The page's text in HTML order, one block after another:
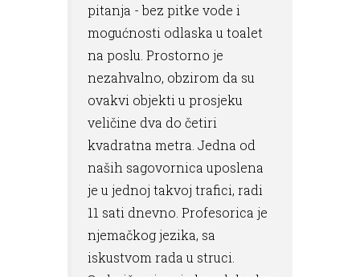
pitanja - bez pitke vode i
mogućnosti odlaska u toalet
na poslu. Prostorno je
nezahvalno, obzirom da su
ovakvi objekti u prosjeku
veličine dva do četiri
kvadratna metra. Jedna od
naših sagovornica uposlena
je u jednoj takvoj trafici, radi
11 sati dnevno. Profesorica je
njemačkog jezika, sa
iskustvom rada u struci.